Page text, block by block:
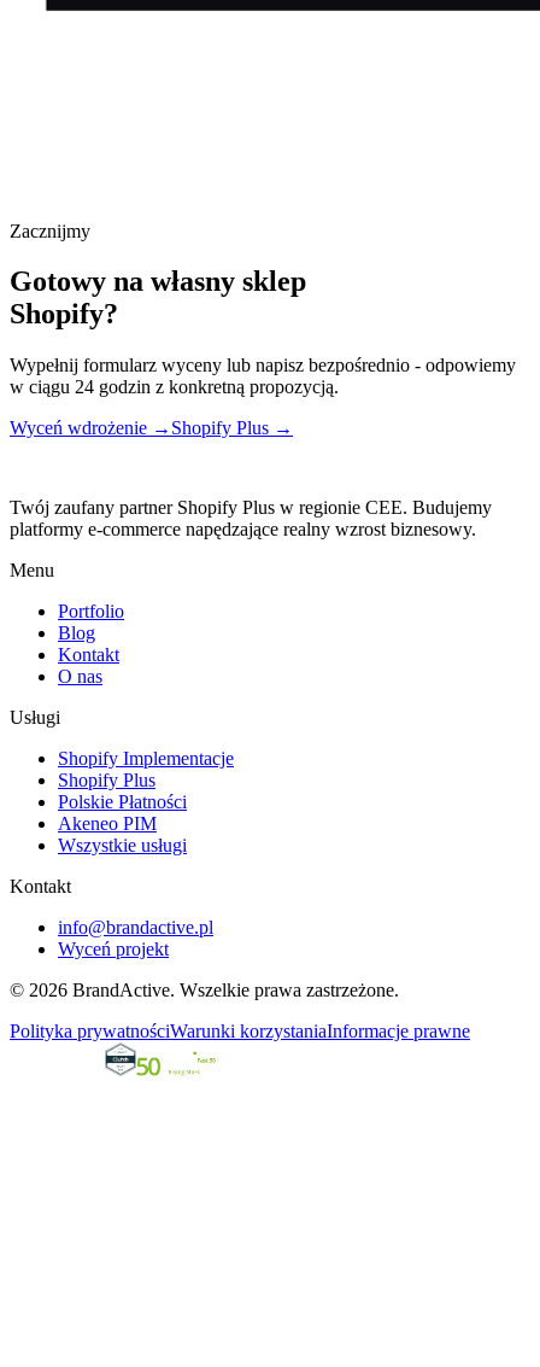
Zacznijmy
Gotowy na własny sklep
Shopify?
Wypełnij formularz wyceny lub napisz bezpośrednio - odpowiemy
w ciągu 24 godzin z konkretną propozycją.
Wyceń wdrożenie → Shopify Plus →
Twój zaufany partner Shopify Plus w regionie CEE. Budujemy
platformy e-commerce napędzające realny wzrost biznesowy.
Menu
Portfolio
Blog
Kontakt
O nas
Usługi
Shopify Implementacje
Shopify Plus
Polskie Płatności
Akeneo PIM
Wszystkie usługi
Kontakt
info@brandactive.pl
Wyceń projekt
© 2026 BrandActive. Wszelkie prawa zastrzeżone.
Polityka prywatnościWarunki korzystaniaInformacje prawne